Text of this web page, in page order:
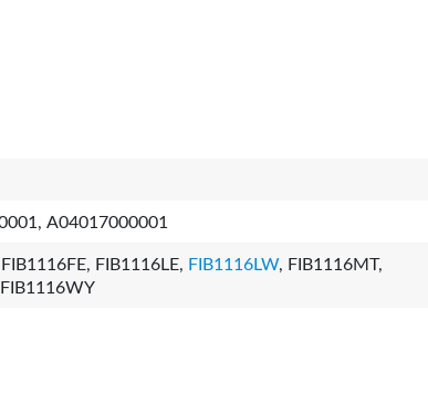
А04017000001
FIB1116LE, FIB1116LW, FIB1116MT,